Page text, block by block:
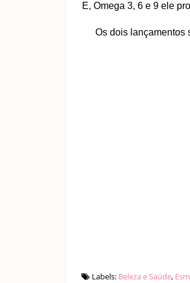
E, Omega 3, 6 e 9 ele
Os dois lançamentos
Labels: Beleza e Saúde,